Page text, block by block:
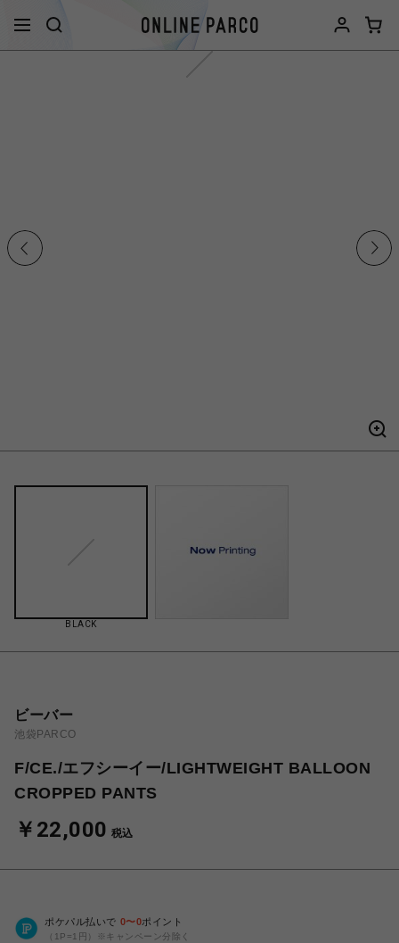
BLACK
ビーバー
池袋PARCO
F/CE./エフシーイー/LIGHTWEIGHT BALLOON
CROPPED PANTS
￥22,000 税込
ポケパル払いで 0〜0ポイント
（1P=1円）※キャンペーン分除く